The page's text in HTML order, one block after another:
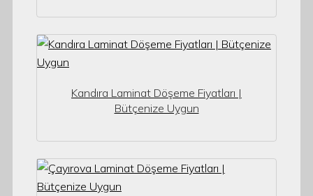
Kandıra Laminat Döşeme Fiyatları |
Bütçenize Uygun